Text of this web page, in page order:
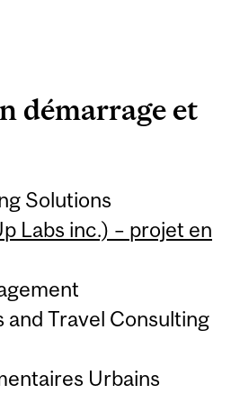
démarrage et
Solutions
Labs inc.) – projet en
and Travel Consulting
Urbains